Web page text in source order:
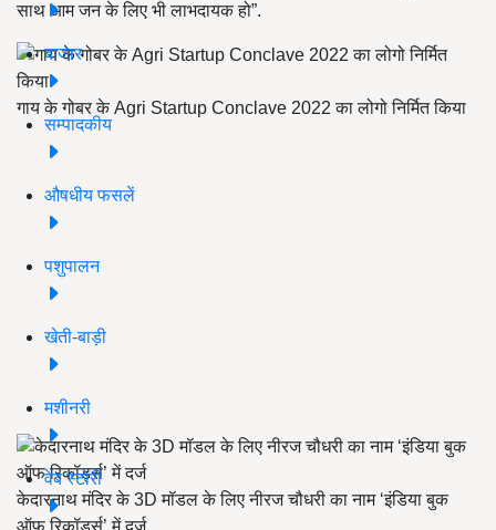
बाजार
सम्पादकीय
औषधीय फसलें
पशुपालन
खेती-बाड़ी
मशीनरी
वेब स्टोरी
साथ आम जन के लिए भी लाभदायक हो”.
गाय के गोबर के Agri Startup Conclave 2022 का लोगो निर्मित किया
केदारनाथ मंदिर के 3D मॉडल के लिए नीरज चौधरी का नाम ‘इंडिया बुक